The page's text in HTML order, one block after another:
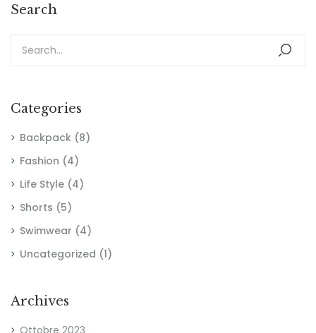
Search
Categories
Backpack (8)
Fashion (4)
Life Style (4)
Shorts (5)
Swimwear (4)
Uncategorized (1)
Archives
Ottobre 2023